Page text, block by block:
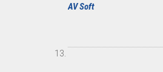
AV Soft